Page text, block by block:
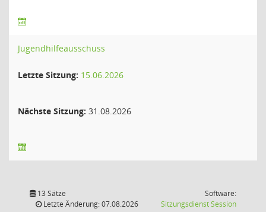
Jugendhilfeausschuss
Letzte Sitzung: 15.06.2026
Nächste Sitzung: 31.08.2026
13 Sätze
Letzte Änderung: 07.08.2026
Software:
SitzungsdienstSession(Wird in